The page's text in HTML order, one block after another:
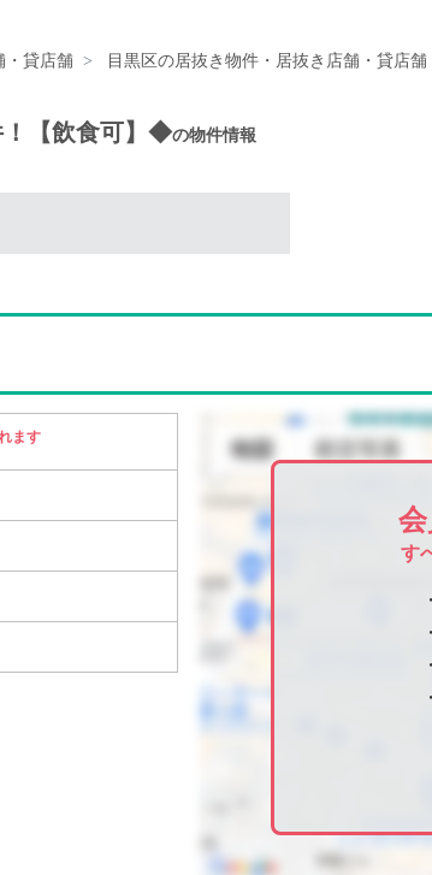
・貸店舗 目黒区の居抜き物件・居抜き店舗・貸店舗
！【飲食可】◆の物件情報
ます
す